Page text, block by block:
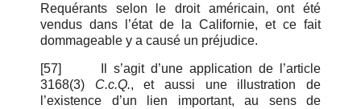
Requérants selon le droit américain, ont été
vendus dans l’état de la Californie, et ce fait
dommageable y a causé un préjudice.
[57]
Il s’agit d’une application de l’article
3168(3) C.c.Q., et aussi une illustration de
l’existence d’un lien important, au sens de